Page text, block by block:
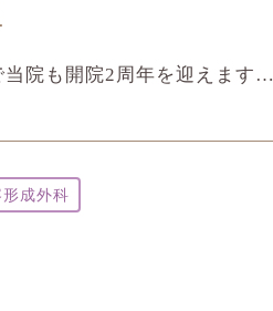
院も開院2周年を迎えます…
形成外科